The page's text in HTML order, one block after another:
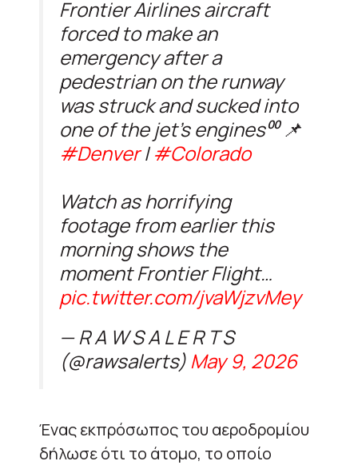
Frontier Airlines aircraft
forced to make an
emergency after a
pedestrian on the runway
was struck and sucked into
one of the jet’s engines⁰⁰ 📌
#Denver|#Colorado
Watch as horrifying
footage from earlier this
morning shows the
moment Frontier Flight…
pic.twitter.com/jvaWjzvMey
— R A W S A L E R T S
(@rawsalerts)May 9, 2026
Ένας εκπρόσωπος του αεροδρομίου
δήλωσε ότι το άτομο, το οποίο